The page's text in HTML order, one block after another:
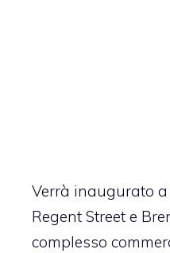
Verrà inaugurato
Regent Street e
complesso